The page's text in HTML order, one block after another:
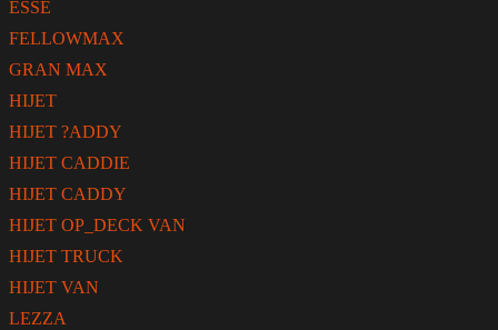
ESSE
FELLOWMAX
GRAN MAX
HIJET
HIJET ?ADDY
HIJET CADDIE
HIJET CADDY
HIJET OP_DECK VAN
HIJET TRUCK
HIJET VAN
LEZZA